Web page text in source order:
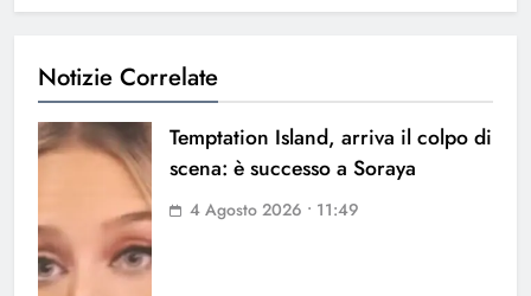
Notizie Correlate
Temptation Island, arriva il colpo di
scena: è successo a Soraya
4 Agosto 2026 • 11:49